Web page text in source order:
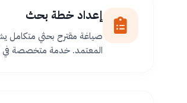
إعداد خطة بحث
صياغة مقترح بحثي متكامل
المعتمد. خدمة متخصصة في